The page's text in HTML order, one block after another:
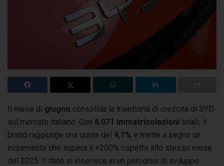
Il mese di giugno consolida la traiettoria di crescita di BYD
sul mercato italiano. Con 6.071 immatricolazioni totali, il
brand raggiunge una quota del 4,1% e mette a segno un
incremento che supera il +200% rispetto allo stesso mese
del 2025. Il dato si inserisce in un percorso di sviluppo